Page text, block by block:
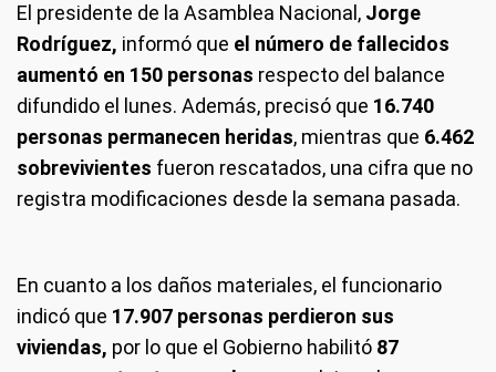
El presidente de la Asamblea Nacional, Jorge
Rodríguez, informó que el número de fallecidos
aumentó en 150 personas respecto del balance
difundido el lunes. Además, precisó que 16.740
personas permanecen heridas, mientras que 6.462
sobrevivientes fueron rescatados, una cifra que no
registra modificaciones desde la semana pasada.
En cuanto a los daños materiales, el funcionario
indicó que 17.907 personas perdieron sus
viviendas, por lo que el Gobierno habilitó 87